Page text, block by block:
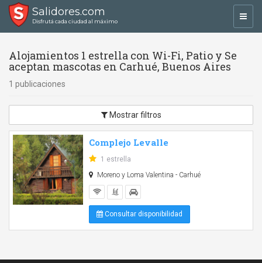
Salidores.com
Disfrutá cada ciudad al máximo
Alojamientos 1 estrella con Wi-Fi, Patio y Se
aceptan mascotas en Carhué, Buenos Aires
1 publicaciones
Mostrar filtros
Complejo Levalle
1 estrella
Moreno y Loma Valentina - Carhué
Consultar disponibilidad